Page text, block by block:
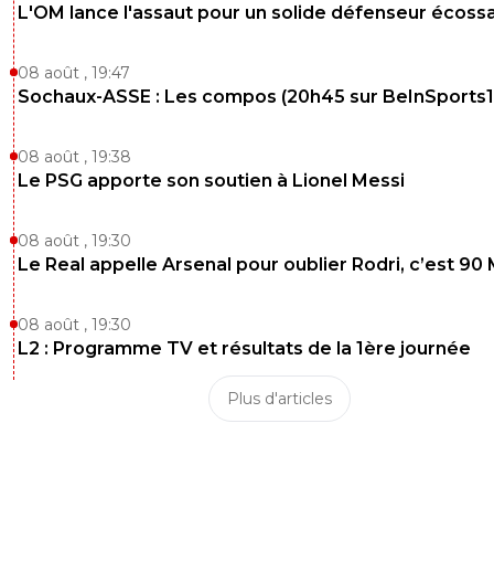
L'OM lance l'assaut pour un solide défenseur
08 août , 19:47
Sochaux-ASSE : Les compos (20h45 sur
08 août , 19:38
Le PSG apporte son soutien à Lionel Messi
08 août , 19:30
Le Real appelle Arsenal pour oublier Rodri, c’est 90
08 août , 19:30
L2 : Programme TV et résultats de la 1ère journée
Plus d'articles